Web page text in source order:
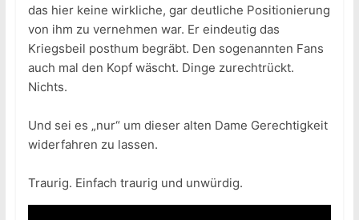
das hier keine wirkliche, gar deutliche Positionierung
von ihm zu vernehmen war. Er eindeutig das
Kriegsbeil posthum begräbt. Den sogenannten Fans
auch mal den Kopf wäscht. Dinge zurechtrückt.
Nichts.
Und sei es „nur“ um dieser alten Dame Gerechtigkeit
widerfahren zu lassen.
Traurig. Einfach traurig und unwürdig.